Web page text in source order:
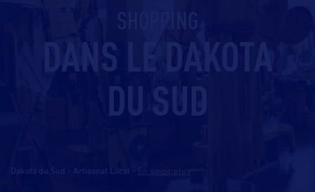
SHOPPING
DANS LE DAKOTA
DU SUD
Dakota du Sud - Artisanat Local